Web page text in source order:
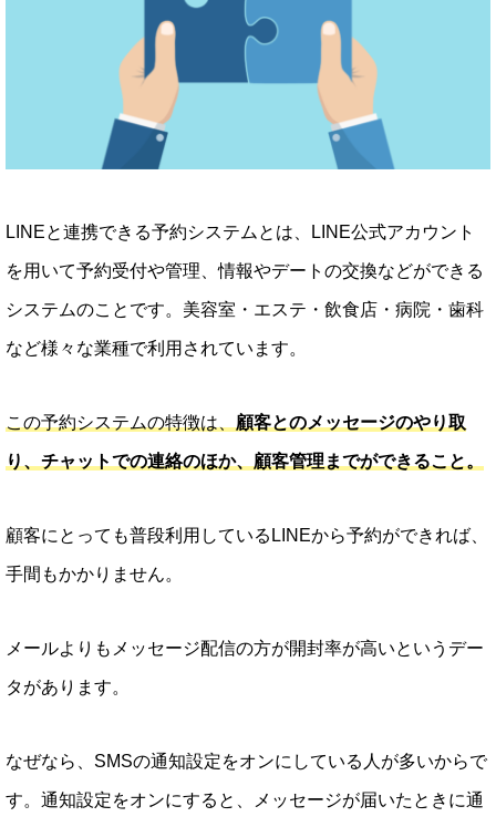
LINEと連携できる予約システムとは、LINE公式アカウント
を用いて予約受付や管理、情報やデートの交換などができる
システムのことです。美容室・エステ・飲食店・病院・歯科
など様々な業種で利用されています。
この予約システムの特徴は、 顧客とのメッセージのやり取
り、チャットでの連絡のほか、顧客管理までができること。
顧客にとっても普段利用しているLINEから予約ができれば、
手間もかかりません。
メールよりもメッセージ配信の方が開封率が高いというデー
タがあります。
なぜなら、SMSの通知設定をオンにしている人が多いからで
す。通知設定をオンにすると、メッセージが届いたときに通